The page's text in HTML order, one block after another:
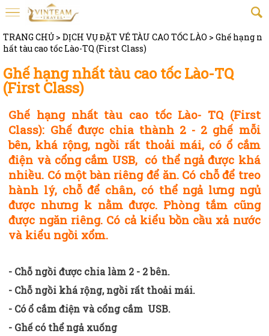
TRANG CHỦ> DỊCH VỤ ĐẶT VÉ TÀU CAO TỐC LÀO > Ghế hạng n
hất tàu cao tốc Lào-TQ (First Class)
Ghế hạng nhất tàu cao tốc Lào-TQ
(First Class)
Ghế hạng nhất tàu cao tốc Lào- TQ (First
Class): Ghế được chia thành 2 - 2 ghế mỗi
bên, khá rộng, ngồi rất thoải mái, có ổ cắm
điện và cổng cắm USB, có thể ngả được khá
nhiều. Có một bàn riêng để ăn. Có chỗ để treo
hành lý, chỗ để chân, có thể ngả lưng ngủ
được nhưng k nằm được. Phòng tắm cũng
được ngăn riêng. Có cả kiểu bồn cầu xả nước
và kiểu ngồi xổm.
- Chỗ ngồi được chia làm 2 - 2 bên.
- Chỗ ngồi khá rộng, ngồi rất thoải mái.
- Có ổ cắm điện và cổng cắm USB.
- Ghế có thể ngả xuống